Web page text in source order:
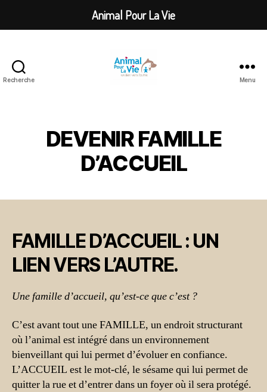
Recherche
Vie
Menu
DEVENIR FAMILLE
D’ACCUEIL
FAMILLE D’ACCUEIL : UN
LIEN VERS L’AUTRE.
Une famille d’accueil, qu’est-ce que c’est ?
C’est avant tout une FAMILLE, un endroit structurant
où l’animal est intégré dans un environnement
bienveillant qui lui permet d’évoluer en confiance.
L’ACCUEIL est le mot-clé, le sésame qui lui permet de
quitter la rue et d’entrer dans un foyer où il sera protégé.
Animal Pour La Vie